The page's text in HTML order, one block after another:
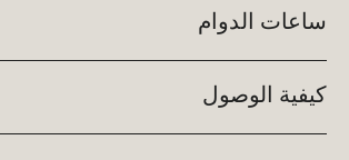
ساعات الدوام
كيفية الوصول